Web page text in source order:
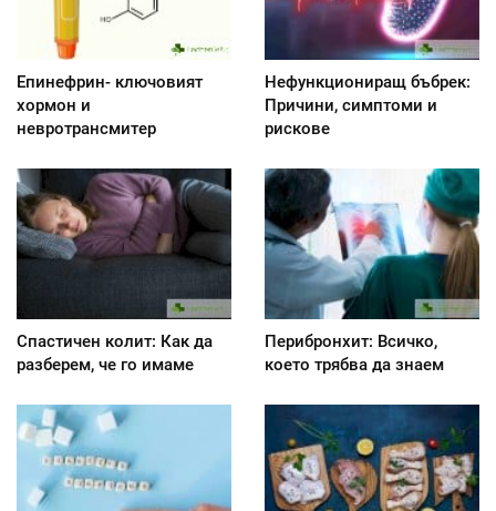
Епинефрин- ключовият
хормон и
невротрансмитер
Нефункциониращ бъбрек:
Причини, симптоми и
рискове
Спастичен колит: Как да
разберем, че го имаме
Перибронхит: Всичко,
което трябва да знаем